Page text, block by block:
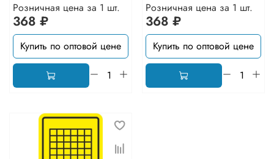
Розничная цена за 1 шт.
368 ₽
Купить по оптовой цене
Розничная цена за 1 шт.
368 ₽
Купить по оптовой цене